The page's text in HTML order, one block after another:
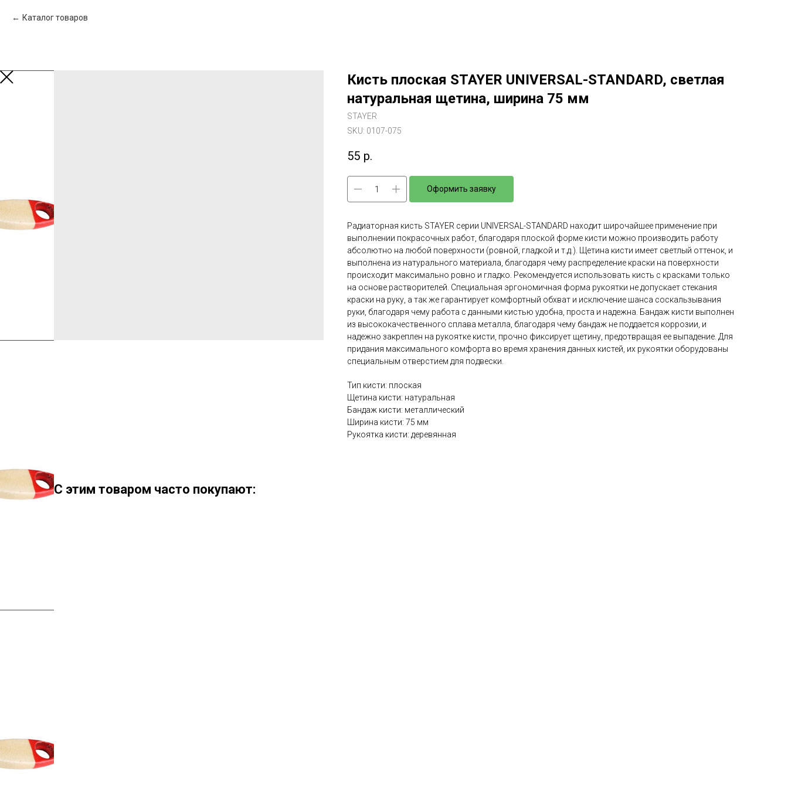
Каталог товаров
Кисть плоская STAYER UNIVERSAL-STANDARD, светлая
натуральная щетина, ширина 75 мм
STAYER
SKU: 0107-075
55 р.
Оформить заявку
Радиаторная кисть STAYER серии UNIVERSAL-STANDARD находит широчайшее применение при
выполнении покрасочных работ, благодаря плоской форме кисти можно производить работу
абсолютно на любой поверхности (ровной, гладкой и т.д.). Щетина кисти имеет светлый оттенок, и
выполнена из натурального материала, благодаря чему распределение краски на поверхности
происходит максимально ровно и гладко. Рекомендуется использовать кисть с красками только
на основе растворителей. Специальная эргономичная форма рукоятки не допускает стекания
краски на руку, а так же гарантирует комфортный обхват и исключение шанса соскальзывания
руки, благодаря чему работа с данными кистью удобна, проста и надежна. Бандаж кисти выполнен
из высококачественного сплава металла, благодаря чему бандаж не поддается коррозии, и
надежно закреплен на рукоятке кисти, прочно фиксирует щетину, предотвращая ее выпадение. Для
придания максимального комфорта во время хранения данных кистей, их рукоятки оборудованы
специальным отверстием для подвески.
Тип кисти: плоская
Щетина кисти: натуральная
Бандаж кисти: металлический
Ширина кисти: 75 мм
Рукоятка кисти: деревянная
С этим товаром часто покупают: